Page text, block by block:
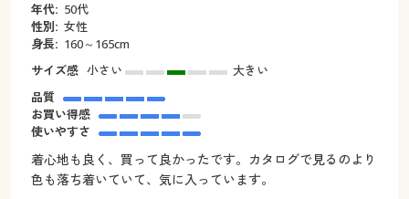
年代: 50代
性別: 女性
身長: 160～165cm
サイズ感 小さい
大きい
品質
お買い得感
使いやすさ
着心地も良く、買って良かったです。カタログで見るのより
色も落ち着いていて、気に入っています。